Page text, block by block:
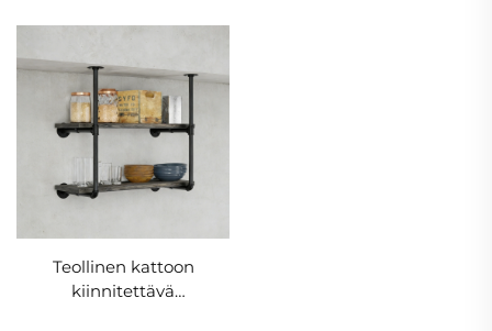
Teollinen kattoon
kiinnitettävä